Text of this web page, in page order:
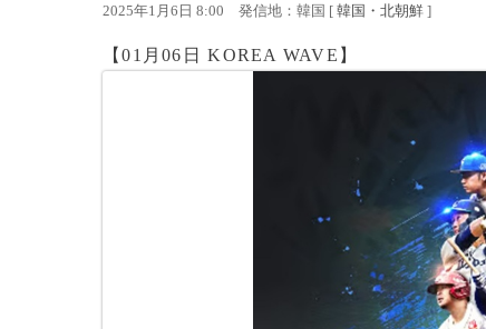
2025年1月6日 8:00 発信地：韓国 [ 韓国・北朝鮮 ]
【01月06日 KOREA WAVE】